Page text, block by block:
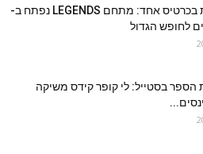
7 אטרקציות בכרטיס אחד: מתחם LEGENDS נפתח ב-
הספר בסטייל: לי קופר קידס משיקה